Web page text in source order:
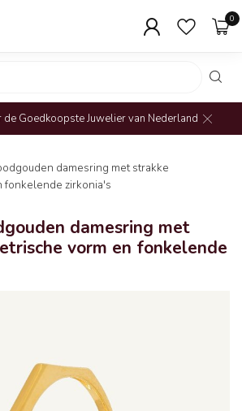
0
Goedkoopste Juwelier van Nederland
damesring met strakke
fonkelende zirkonia's
damesring met
vorm en fonkelende